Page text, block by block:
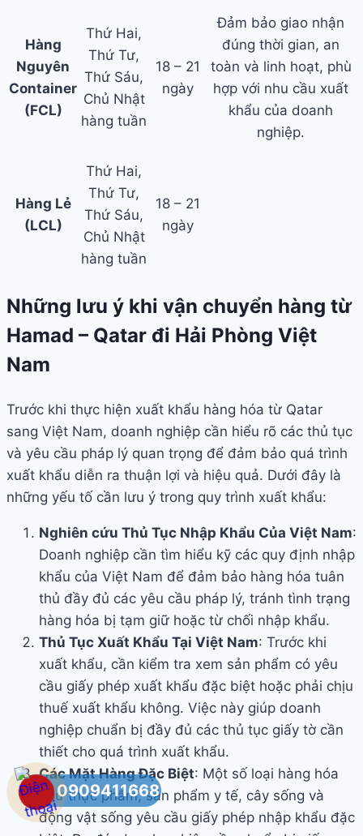
Hàng
Nguyên
Container
(FCL)
Thứ Hai,
Thứ Tư,
Thứ Sáu,
Chủ Nhật
hàng tuần
18 – 21
ngày
Đảm bảo giao nhận
đúng thời gian, an
toàn và linh hoạt, phù
hợp với nhu cầu xuất
khẩu của doanh
nghiệp.
Hàng Lẻ
(LCL)
Thứ Hai,
Thứ Tư,
Thứ Sáu,
Chủ Nhật
hàng tuần
18 – 21
ngày
Những lưu ý khi vận chuyển hàng từ
Hamad – Qatar đi Hải Phòng Việt
Nam
Trước khi thực hiện xuất khẩu hàng hóa từ Qatar
sang Việt Nam, doanh nghiệp cần hiểu rõ các thủ tục
và yêu cầu pháp lý quan trọng để đảm bảo quá trình
xuất khẩu diễn ra thuận lợi và hiệu quả. Dưới đây là
những yếu tố cần lưu ý trong quy trình xuất khẩu:
Nghiên cứu Thủ Tục Nhập Khẩu Của Việt Nam:
Doanh nghiệp cần tìm hiểu kỹ các quy định nhập
khẩu của Việt Nam để đảm bảo hàng hóa tuân
thủ đầy đủ các yêu cầu pháp lý, tránh tình trạng
hàng hóa bị tạm giữ hoặc từ chối nhập khẩu.
Thủ Tục Xuất Khẩu Tại Việt Nam: Trước khi
xuất khẩu, cần kiểm tra xem sản phẩm có yêu
cầu giấy phép xuất khẩu đặc biệt hoặc phải chịu
thuế xuất khẩu không. Việc này giúp doanh
nghiệp chuẩn bị đầy đủ các thủ tục giấy tờ cần
thiết cho quá trình xuất khẩu.
Các Mặt Hàng Đặc Biệt: Một số loại hàng hóa
như thực phẩm, sản phẩm y tế, cây sống và
động vật sống yêu cầu giấy phép nhập khẩu đặc
0909411668